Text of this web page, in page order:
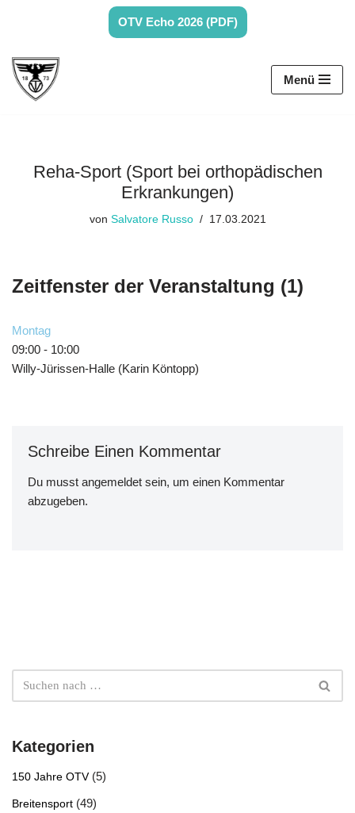
Inhalt
springen
OTV Echo 2026 (PDF)
Menü
Reha-Sport (Sport bei orthopädischen
Erkrankungen)
von Salvatore Russo 17.03.2021
Zeitfenster der Veranstaltung (1)
Montag
09:00 - 10:00
Willy-Jürissen-Halle (Karin Köntopp)
Schreibe Einen Kommentar
Du musst angemeldet sein, um einen Kommentar
abzugeben.
Kategorien
150 Jahre OTV(5)
Breitensport (49)